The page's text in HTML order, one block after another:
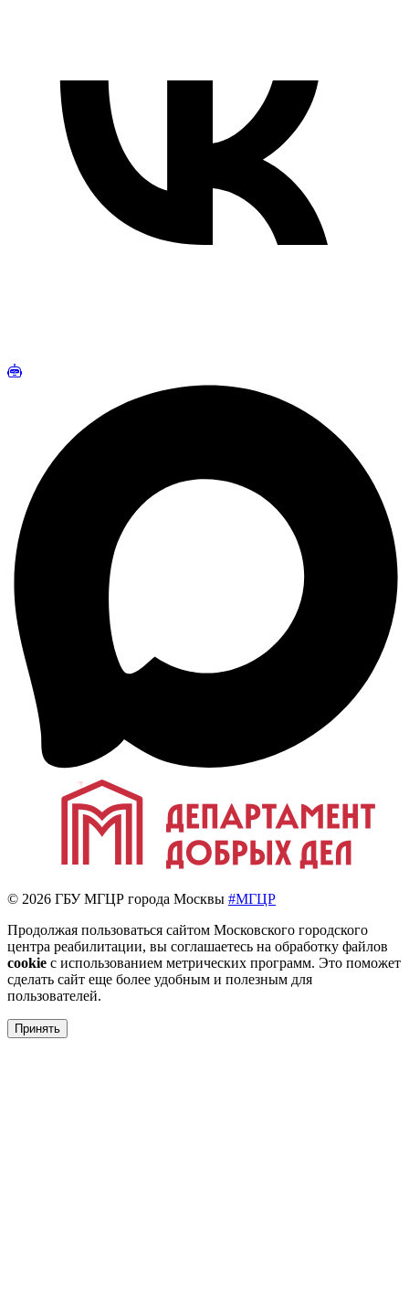
© 2026 ГБУ МГЦР города Москвы #МГЦР
Продолжая пользоваться сайтом Московского городского
центра реабилитации, вы соглашаетесь на обработку файлов
cookie с использованием метрических программ. Это поможет
сделать сайт еще более удобным и полезным для
пользователей.
Принять